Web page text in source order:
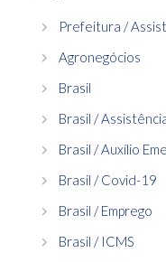
Prefeitura /
Agronegócios
Brasil
Brasil /
Brasil / Auxílio
Brasil / Covid-19
Brasil / Emprego
Brasil / ICMS